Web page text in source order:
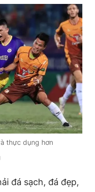
cấp ngày 24.3.2020
Thanh Niên. Cấm sao
sự chấp thuận bằng văn
JSC.
thực dụng hơn
đá sạch, đá đẹp,